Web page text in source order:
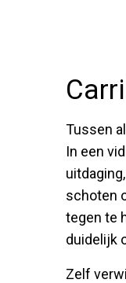
Tussen
In een
schoten
tegen te
duidelijk
Zelf